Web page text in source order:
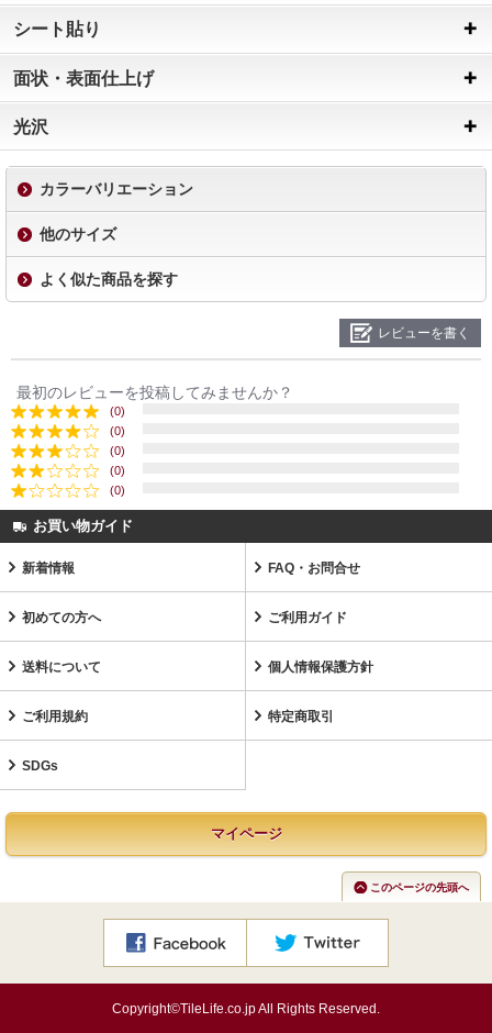
シート貼り
面状・表面仕上げ
光沢
カラーバリエーション
他のサイズ
よく似た商品を探す
レビューを書く
最初のレビューを投稿してみませんか？
(0)
(0)
(0)
(0)
(0)
お買い物ガイド
新着情報 FAQ・お問合せ
初めての方へ ご利用ガイド
送料について 個人情報保護方針
ご利用規約 特定商取引
SDGs
マイページ
このページの先頭へ
Copyright©TileLife.co.jp All Rights Reserved.